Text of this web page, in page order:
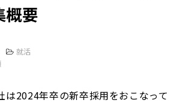
概要
就活
は2024年卒の新卒採用をおこなって